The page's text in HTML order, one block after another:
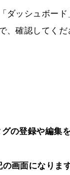
ダッシュボード
、確認してくだ
の登録や編集を
画面になります